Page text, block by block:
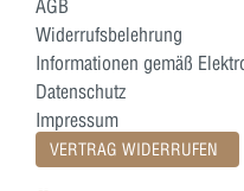
AGB
Widerrufsbelehrung
Informationen gemäß
Datenschutz
Impressum
VERTRAG WIDERRUFEN